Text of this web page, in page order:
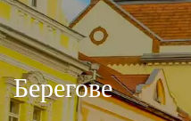
Берегове